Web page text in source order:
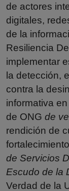
de actores
digitales,
de la
Resiliencia
implementar
la detección,
contra la
informativa
de ONG de
rendición de
de Servicios
Escudo de la
Verdad de la